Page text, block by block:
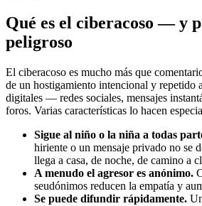
Qué es el ciberacoso — y
peligroso
El ciberacoso es mucho más que
de un hostigamiento intencional y repetido
digitales — redes sociales, mensajes
foros. Varias características lo hacen
Sigue al niño o la niña a todas
hiriente o un mensaje privado no se
llega a casa, de noche, de camino a
A menudo el agresor es anónimo.
seudónimos reducen la empatía y
Se puede difundir rápidamente.